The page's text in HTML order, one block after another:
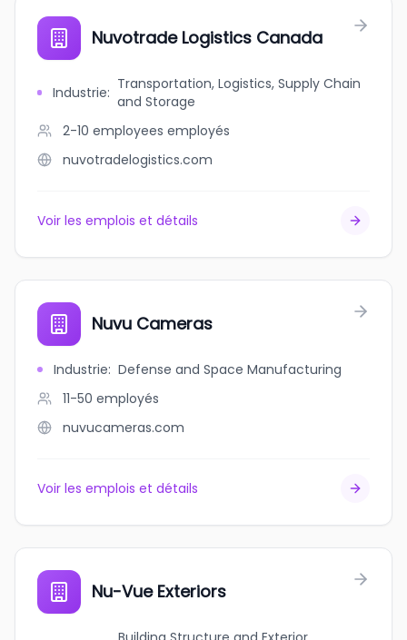
Nuvotrade Logistics Canada
Industrie: Transportation, Logistics, Supply Chain
and Storage
2-10 employees employés
nuvotradelogistics.com
Voir les emplois et détails
Nuvu Cameras
Industrie: Defense and Space Manufacturing
11-50 employés
nuvucameras.com
Voir les emplois et détails
Nu-Vue Exteriors